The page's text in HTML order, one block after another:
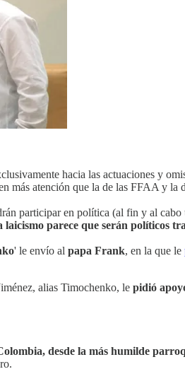
hacia las actuaciones y
más atención que la de las FFAA y la
participar en política (al fin y al
laicismo parece que serán políticos
' le envío al papa Frank, en la que le
alias Timochenko, le pidió
desde la más humilde